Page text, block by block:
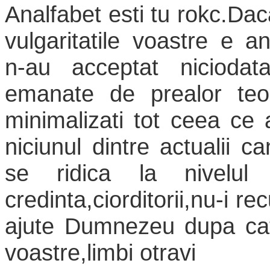
Analfabet esti tu
vulgaritatile voastre e
n-au acceptat
emanate de prealor
minimalizati tot ceea ce
niciunul dintre actualii
se ridica la nivelul
credinta,ciorditorii,nu-i
ajute Dumnezeu dupa
voastre,limbi otravi